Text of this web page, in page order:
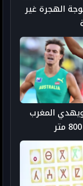
الهجرة غير
المغرب